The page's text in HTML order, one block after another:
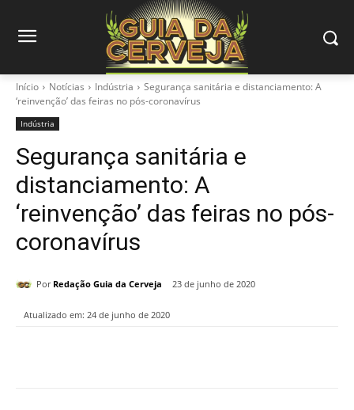
Início Notícias Indústria
Segurança sanitária e distanciamento: A
‘reinvenção’ das feiras no pós-coronavírus
Indústria
Segurança sanitária e
distanciamento: A
‘reinvenção’ das feiras no pós-
coronavírus
Por Redação Guia da Cerveja 23 de junho de 2020
Atualizado em: 24 de junho de 2020